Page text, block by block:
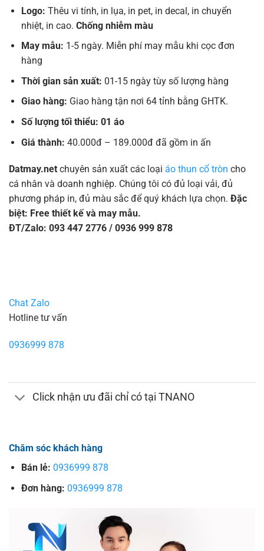
Logo: Thêu vi tính, in lụa, in pet, in decal, in chuyển
nhiệt, in cao. Chống nhiễm màu
May mẫu: 1-5 ngày. Miễn phí may mẫu khi cọc đơn
hàng
Thời gian sản xuất: 01-15 ngày tùy số lượng hàng
Giao hàng: Giao hàng tận nơi 64 tỉnh bằng GHTK.
Số lượng tối thiểu: 01 áo
Giá thành: 40.000đ – 189.000đ đã gồm in ấn
Datmay.net chuyên sản xuất các loại áo thun cổ tròn cho
cá nhân và doanh nghiệp. Chúng tôi có đủ loại vải, đủ
phương pháp in, đủ màu sắc để quý khách lựa chọn. Đặc
biệt: Free thiết kế và may mẫu.
ĐT/Zalo: 093 447 2776 / 0936 999 878
Chat Zalo
Hotline tư vấn
0936999 878
Click nhận ưu đãi chỉ có tại TNANO
Chăm sóc khách hàng
Bán lẻ: 0936999 878
Đơn hàng: 0936999 878